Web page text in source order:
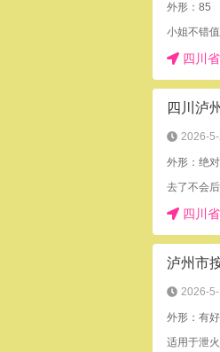
外形：85
小姐不错
四川
四川泸
2026-
外形：绝
去了不会
四川
泸州市
2026-
外形：有
适用于泄